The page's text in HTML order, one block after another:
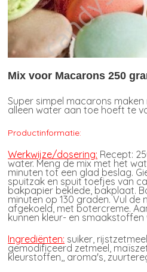
Mix voor Macarons 250
Super simpel macarons
alleen water aan toe hoeft te
Productinformatie:
Werkwijze/dosering: Recept:
water. Meng de mix met het
minuten tot een glad beslag.
spuitzak en spuit toefjes van
bakpapier beklede, bakplaat.
minuten op 130 graden. Vul de
afgekoeld, met botercreme.
kunnen kleur- en
Ingrediënten: suiker,
gemodificeerd zetmeel,
kleurstoffen,, aroma's,